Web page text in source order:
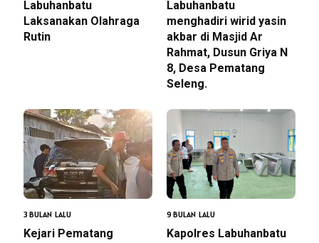
Labuhanbatu
Laksanakan Olahraga
Rutin
Labuhanbatu
menghadiri wirid yasin
akbar di Masjid Ar
Rahmat, Dusun Griya N
8, Desa Pematang
Seleng.
3 BULAN LALU
‎Kejari Pematang
9 BULAN LALU
Kapolres Labuhanbatu